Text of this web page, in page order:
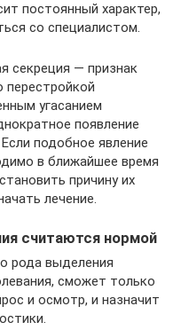
постоянный характер,
со специалистом.
секреция — признак
перестройкой
угасанием
появление
подобное явление
в ближайшее время
причину их
лечение.
считаются нормой
рода выделения
сможет только
и осмотр, и назначит